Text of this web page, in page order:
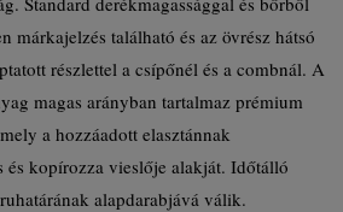
márkajelzés található és az övrész hátsó
részlettel a csípőnél és a combnál. A
magas arányban tartalmaz prémium
a hozzáadott elasztánnak
és kopírozza vieslője alakját. Időtálló
alapdarabjává válik.